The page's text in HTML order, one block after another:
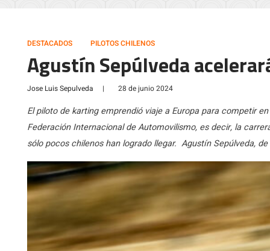
DESTACADOS PILOTOS CHILENOS
Agustín Sepúlveda
Jose Luis Sepulveda | 28 de junio 2024
El piloto de karting emprendió viaje a Europa para competir
Federación Internacional de Automovilismo, es decir, la
sólo pocos chilenos han logrado llegar. Agustín Sepúlveda,